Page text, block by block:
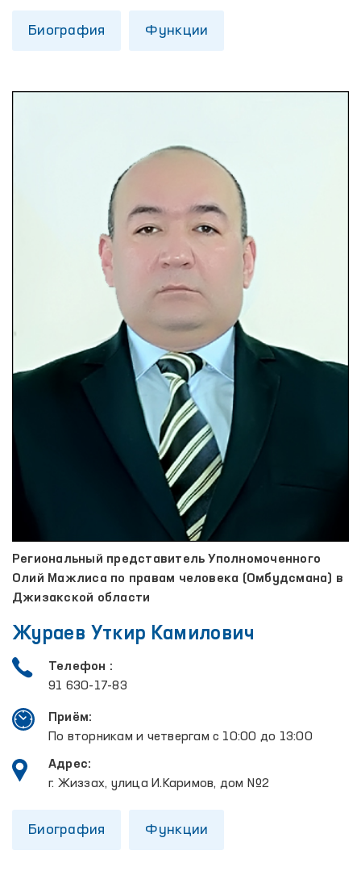
Биография Функции
Региональный представитель Уполномоченного
Олий Мажлиса по правам человека (Омбудсмана) в
Джизакской области
Жураев Уткир Камилович
Телефон :
91 630-17-83
Приём:
По вторникам и четвергам с 10:00 до 13:00
Адрес:
г. Жиззах, улица И.Каримов, дом №2
Биография Функции